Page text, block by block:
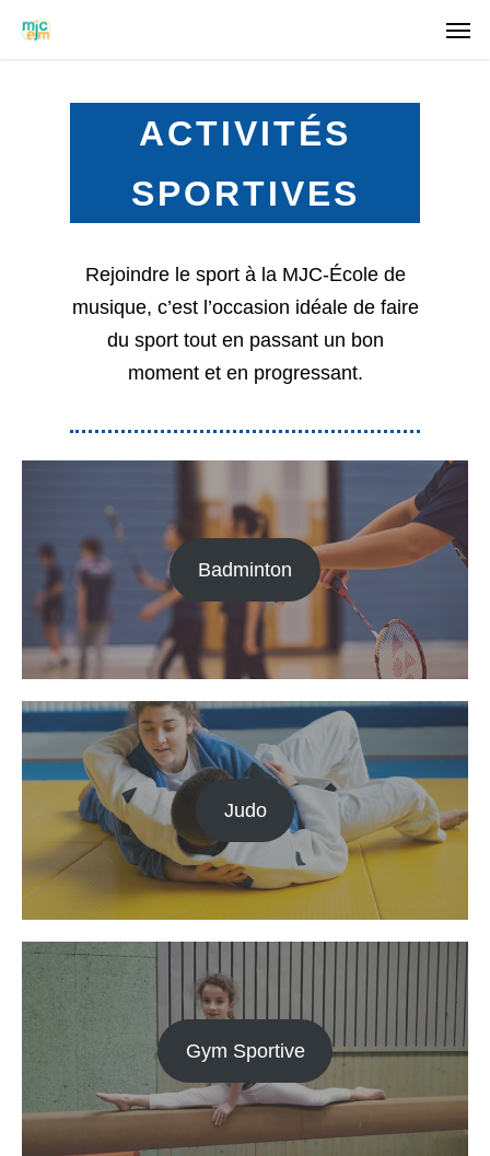
ACTIVITÉS
SPORTIVES
Rejoindre le sport à la MJC-École de
musique, c’est l’occasion idéale de faire
du sport tout en passant un bon
moment et en progressant.
Badminton
Judo
Gym Sportive